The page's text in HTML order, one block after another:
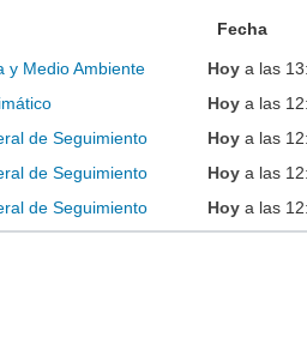
Fecha
y Medio Ambiente Hoy a las
Hoy a las
de Seguimiento Hoy a las
de Seguimiento Hoy a las
de Seguimiento Hoy a las